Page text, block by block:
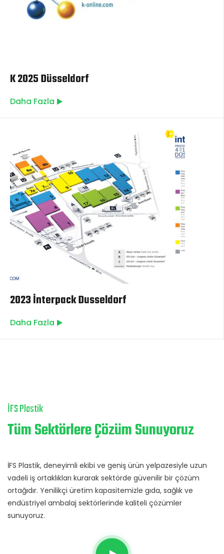
K 2025 Düsseldorf
Daha Fazla
2023 İnterpack Dusseldorf
Daha Fazla
İFS Plastik
Tüm Sektörlere Çözüm Sunuyoruz
İFS Plastik, deneyimli ekibi ve geniş ürün yelpazesiyle uzun
vadeli iş ortaklıkları kurarak sektörde güvenilir bir çözüm
ortağıdır. Yenilikçi üretim kapasitemizle gıda, sağlık ve
endüstriyel ambalaj sektörlerinde kaliteli çözümler
sunuyoruz.